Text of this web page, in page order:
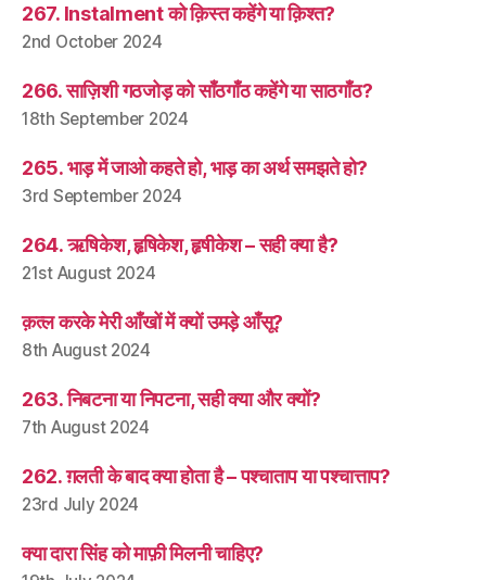
267. Instalment को क़िस्त कहेंगे या क़िश्त?
2nd October 2024
266. साज़िशी गठजोड़ को साँठगाँठ कहेंगे या साठगाँठ?
18th September 2024
265. भाड़ में जाओ कहते हो, भाड़ का अर्थ समझते हो?
3rd September 2024
264. ऋषिकेश, हृषिकेश, हृषीकेश – सही क्या है?
21st August 2024
क़त्ल करके मेरी आँखों में क्यों उमड़े आँसू?
8th August 2024
263. निबटना या निपटना, सही क्या और क्यों?
7th August 2024
262. ग़लती के बाद क्या होता है – पश्चाताप या पश्चात्ताप?
23rd July 2024
क्या दारा सिंह को माफ़ी मिलनी चाहिए?